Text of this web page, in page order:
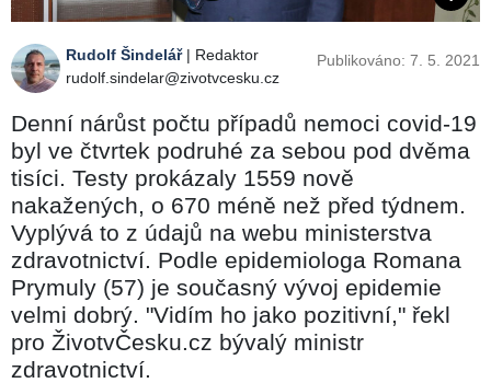
Rudolf Šindelář| Redaktor
rudolf.sindelar@zivotvcesku.cz
Publikováno: 7. 5. 2021
Denní nárůst počtu případů nemoci covid-19
byl ve čtvrtek podruhé za sebou pod dvěma
tisíci. Testy prokázaly 1559 nově
nakažených, o 670 méně než před týdnem.
Vyplývá to z údajů na webu ministerstva
zdravotnictví. Podle epidemiologa Romana
Prymuly (57) je současný vývoj epidemie
velmi dobrý. "Vidím ho jako pozitivní," řekl
pro ŽivotvČesku.cz bývalý ministr
zdravotnictví.